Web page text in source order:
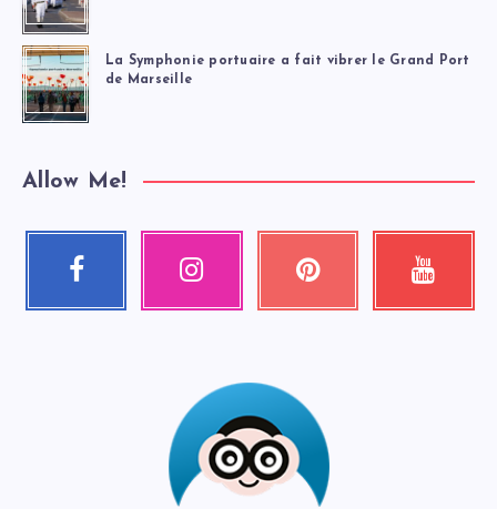
La Symphonie portuaire a fait vibrer le Grand Port
de Marseille
Allow Me!
Facebook Instagram Pinterest
Épinglez
Youtube
Regardez